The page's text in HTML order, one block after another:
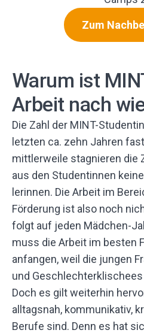
Zum
Warum ist
Arbeit nach
Die Zahl der MINT-
letzten ca. zehn Jahren
mittlerweile stagnieren die
aus den Studentinnen
lerinnen. Die Arbeit im
Förderung ist also noch
folgt auf jeden Mädchen-
muss die Arbeit im besten
anfangen, weil die jungen
und
Doch es gilt weiterhin
alltagsnah, kommunikativ,
Berufe sind. Denn es hat